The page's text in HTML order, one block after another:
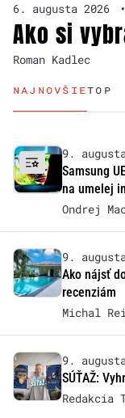
6. augusta 2026 •
Ako si
Roman Kadlec
NAJNOVŠIETOP
9.
Samsung
na umelej
Ondrej
9.
Ako nájsť
recenziám
Michal
9.
SÚŤAŽ:
Redakcia